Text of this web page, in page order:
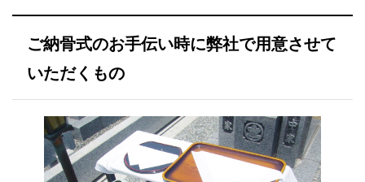
ご納骨式のお手伝い時に弊社で用意させて
いただくもの